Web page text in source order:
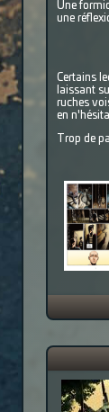
Une
une
Certains
laissant
ruches
en
Trop de